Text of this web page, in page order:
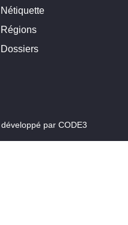
Nétiquette
Régions
Dossiers
par CODE3